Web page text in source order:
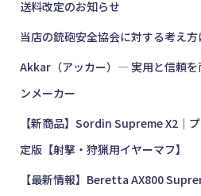
ー
ジ
送
り
送料改定のお知らせ
当店の銃砲安全協会に対する考え方
Akkar（アッカー）― 実用と信頼を
ンメーカー
【新商品】Sordin Supreme X2｜
定版【射撃・狩猟用イヤーマフ】
【最新情報】Beretta AX800